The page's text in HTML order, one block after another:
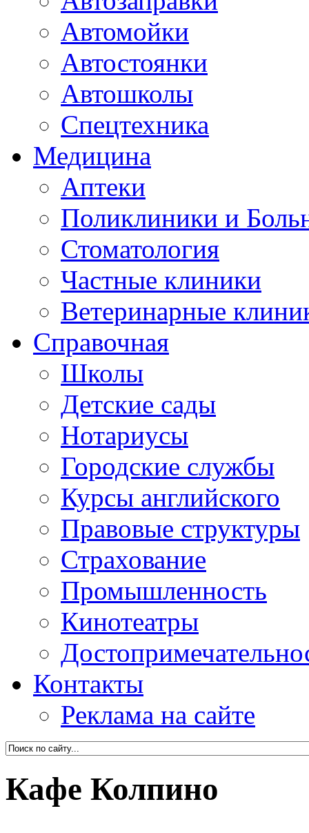
Автомойки
Автостоянки
Автошколы
Спецтехника
Медицина
Аптеки
Поликлиники и
Стоматология
Частные клиники
Ветеринарные
Справочная
Школы
Детские сады
Нотариусы
Городские службы
Курсы английского
Правовые структуры
Страхование
Промышленность
Кинотеатры
Контакты
Реклама на сайте
Кафе Колпино